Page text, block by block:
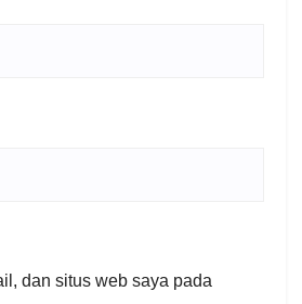
dan situs web saya pada